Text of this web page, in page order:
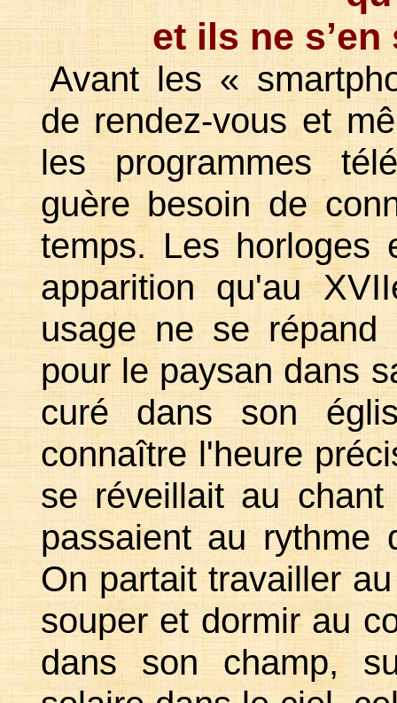
et ils ne
Avant les «
de rendez-vous et
les programmes
guère besoin de
temps. Les horloges
apparition qu'au
usage ne se répand
pour le paysan dans
curé dans son
connaître l'heure
se réveillait au
passaient au rythme
On partait travailler
souper et dormir au
dans son champ,